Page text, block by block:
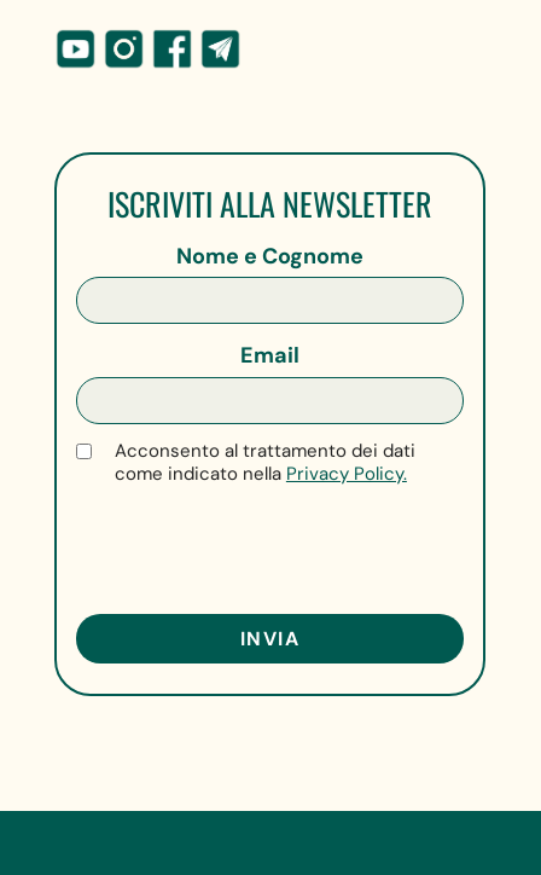
ISCRIVITI ALLA NEWSLETTER
Nome e Cognome
Email
Acconsento al trattamento dei dati
come indicato nella Privacy Policy.